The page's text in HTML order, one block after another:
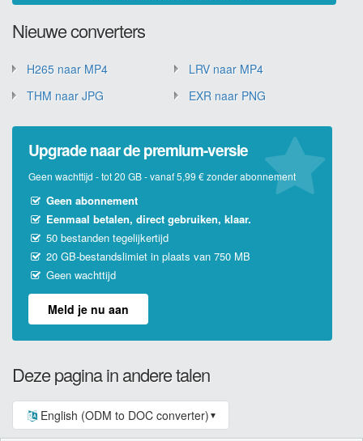
Nieuwe converters
H265 naar MP4
LRV naar MP4
THM naar JPG
EXR naar PNG
Upgrade naar de premium-versie
Geen wachttijd - tot 20 GB - vanaf 5,99 € zonder abonnement
Geen abonnement
Eenmaal betalen, direct gebruiken, klaar.
50 bestanden tegelijkertijd
20 GB-bestandslimiet in plaats van 750 MB
Geen wachttijd
Meld je nu aan
Deze pagina in andere talen
English (ODM to DOC converter) ▼